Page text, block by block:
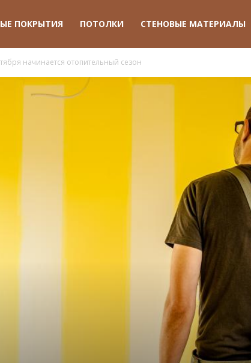
ПОКРЫТИЯ ПОТОЛКИ СТЕНОВЫЕ МАТЕРИАЛЫ
начинается отопительный сезон